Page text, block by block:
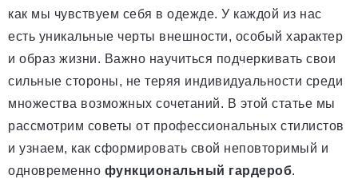
как мы чувствуем себя в одежде. У каждой из нас
есть уникальные черты внешности, особый характер
и образ жизни. Важно научиться подчеркивать свои
сильные стороны, не теряя индивидуальности среди
множества возможных сочетаний. В этой статье мы
рассмотрим советы от профессиональных стилистов
и узнаем, как сформировать свой неповторимый и
одновременно функциональный гардероб.